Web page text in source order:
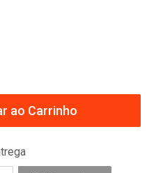
ao Carrinho